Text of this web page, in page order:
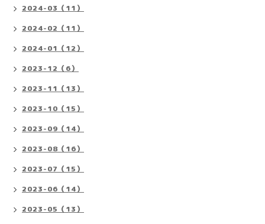
2024-03（11）
2024-02（11）
2024-01（12）
2023-12（6）
2023-11（13）
2023-10（15）
2023-09（14）
2023-08（16）
2023-07（15）
2023-06（14）
2023-05（13）